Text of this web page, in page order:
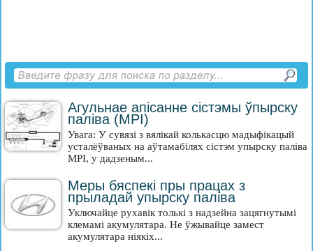
Агульнае апісанне сістэмы ўпырску
паліва (MPI)
Увага: У сувязі з вялікай колькасцю мадыфікацый
усталёўваных на аўтамабілях сістэм упырску паліва
MPI, у дадзеным...
Меры бяспекі пры працах з
прыладай упырску паліва
Уключайце рухавік толькі з надзейна зацягнутымі
клемамі акумулятара. Не ўжывайце замест
акумулятара ніякіх...